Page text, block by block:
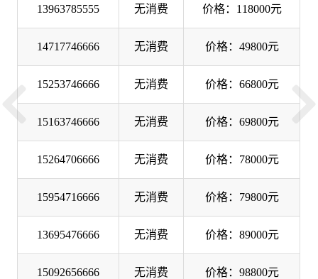
13963785555 无消费 价格：118000元
14717746666 无消费 价格：49800元
15253746666 无消费 价格：66800元
15163746666 无消费 价格：69800元
15264706666 无消费 价格：78000元
15954716666 无消费 价格：79800元
13695476666 无消费 价格：89000元
15092656666 无消费 价格：98800元